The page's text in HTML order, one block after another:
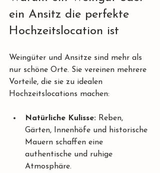
ein Ansitz die perfekte
Hochzeitslocation ist
Weingüter und Ansitze sind mehr als
nur schöne Orte. Sie vereinen mehrere
Vorteile, die sie zu idealen
Hochzeitslocations machen:
Natürliche Kulisse: Reben,
Gärten, Innenhöfe und historische
Mauern schaffen eine
authentische und ruhige
Atmosphäre.